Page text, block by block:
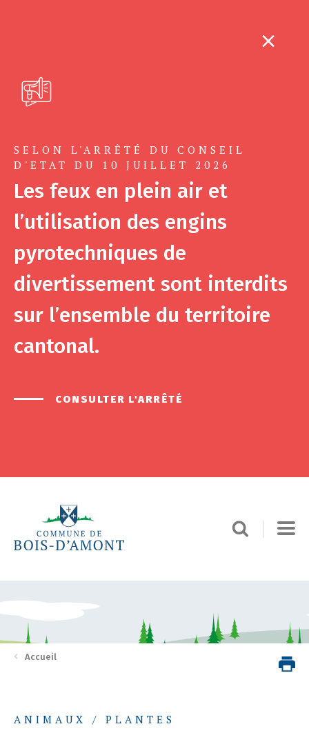
SELON L'ARRÊTÉ DU CONSEIL
D'ETAT DU 10 JUILLET 2026
Les feux en plein air et
l’utilisation des engins
pyrotechniques de
divertissement sont interdits
sur l’ensemble du territoire
cantonal.
CONSULTER L'ARRÊTÉ
Accueil
ANIMAUX / PLANTES